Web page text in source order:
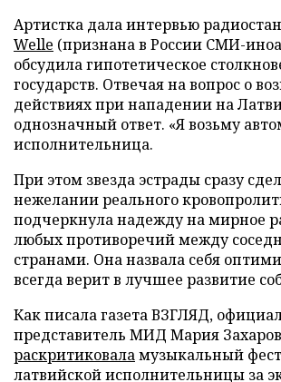
Артистка дала интервью
Welle (признана в России СМИ-
обсудила гипотетическое
государств. Отвечая на вопрос о
действиях при нападении на
однозначный ответ. «Я возьму
исполнительница.
При этом звезда эстрады сразу
нежелании реального
подчеркнула надежду на мирное
любых противоречий между
странами. Она назвала себя
всегда верит в лучшее развитие
Как писала газета ВЗГЛЯД,
представитель МИД Мария
раскритиковаламузыкальный
латвийской исполнительницы за